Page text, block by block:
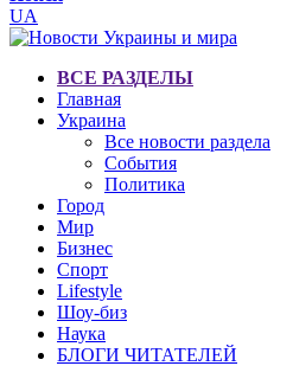
UA
ВСЕ РАЗДЕЛЫ
Главная
Украина
Все новости раздела
События
Политика
Город
Мир
Бизнес
Спорт
Lifestyle
Шоу-биз
Наука
БЛОГИ ЧИТАТЕЛЕЙ